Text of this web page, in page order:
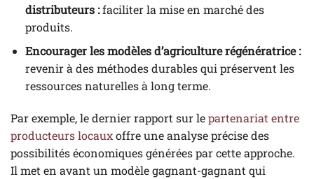
distributeurs :faciliter la mise en marché des
produits.
Encourager les modèles d’agriculture régénératrice :
revenir à des méthodes durables qui préservent les
ressources naturelles à long terme.
Par exemple, le dernier rapport sur lepartenariat entre
producteurs locauxoffre une analyse précise des
possibilités économiques générées par cette approche.
Il met en avant un modèle gagnant-gagnant qui